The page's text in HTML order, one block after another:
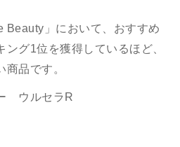
Beauty」において、おすすめ
ング1位を獲得しているほど、
品です。
ウルセラR